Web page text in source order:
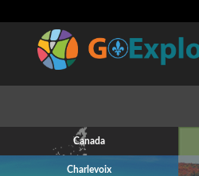
Canada
Charlevoix